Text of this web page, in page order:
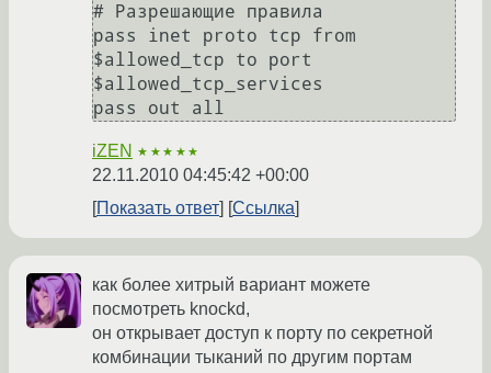
# Разрешающие правила
pass inet proto tcp from
$allowed_tcp to port
$allowed_tcp_services
iZEN ★★★★★
22.11.2010 04:45:42 +00:00
Показать ответ
Ссылка
как более хитрый вариант можете
посмотреть knockd,
он открывает доступ к порту по секретной
комбинации тыканий по другим портам